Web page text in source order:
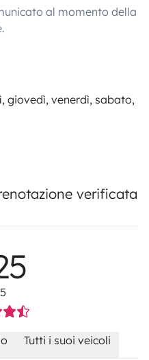
al momento della
giovedì, venerdì, sabato,
verificata
Tutti i suoi veicoli